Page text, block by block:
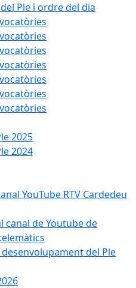
Ple i ordre del dia
2025
2024
YouTube RTV Cardedeu
canal de Youtube de
del Ple